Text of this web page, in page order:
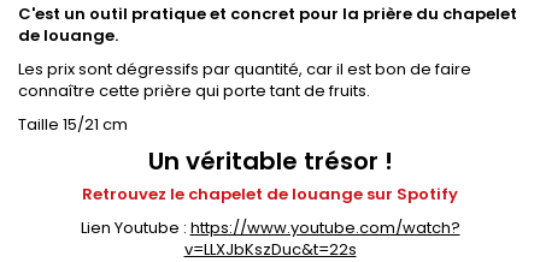
C'est un outil pratique et concret pour la prière du chapelet
de louange.
Les prix sont dégressifs par quantité, car il est bon de faire
connaître cette prière qui porte tant de fruits.
Taille 15/21 cm
Un véritable trésor !
Retrouvez le chapelet de louange sur Spotify
Lien Youtube : https://www.youtube.com/watch?
v=LLXJbKszDuc&t=22s